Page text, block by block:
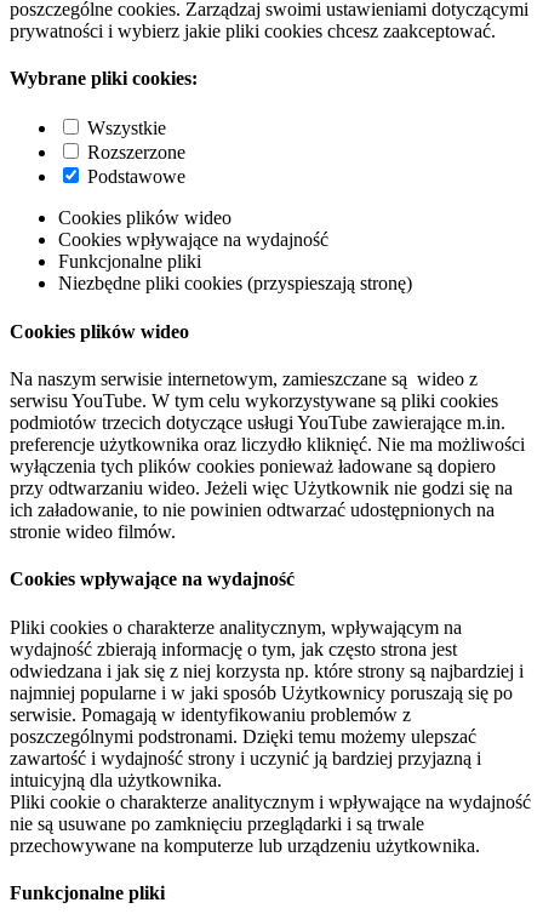
poszczególne cookies. Zarządzaj swoimi ustawieniami dotyczącymi
prywatności i wybierz jakie pliki cookies chcesz zaakceptować.
Wybrane pliki cookies:
Wszystkie
Rozszerzone
Podstawowe
Cookies plików wideo
Cookies wpływające na wydajność
Funkcjonalne pliki
Niezbędne pliki cookies (przyspieszają stronę)
Cookies plików wideo
Na naszym serwisie internetowym, zamieszczane są wideo z
serwisu YouTube. W tym celu wykorzystywane są pliki cookies
podmiotów trzecich dotyczące usługi YouTube zawierające m.in.
preferencje użytkownika oraz liczydło kliknięć. Nie ma możliwości
wyłączenia tych plików cookies ponieważ ładowane są dopiero
przy odtwarzaniu wideo. Jeżeli więc Użytkownik nie godzi się na
ich załadowanie, to nie powinien odtwarzać udostępnionych na
stronie wideo filmów.
Cookies wpływające na wydajność
Pliki cookies o charakterze analitycznym, wpływającym na
wydajność zbierają informację o tym, jak często strona jest
odwiedzana i jak się z niej korzysta np. które strony są najbardziej i
najmniej popularne i w jaki sposób Użytkownicy poruszają się po
serwisie. Pomagają w identyfikowaniu problemów z
poszczególnymi podstronami. Dzięki temu możemy ulepszać
zawartość i wydajność strony i uczynić ją bardziej przyjazną i
intuicyjną dla użytkownika.
Pliki cookie o charakterze analitycznym i wpływające na wydajność
nie są usuwane po zamknięciu przeglądarki i są trwale
przechowywane na komputerze lub urządzeniu użytkownika.
Funkcjonalne pliki